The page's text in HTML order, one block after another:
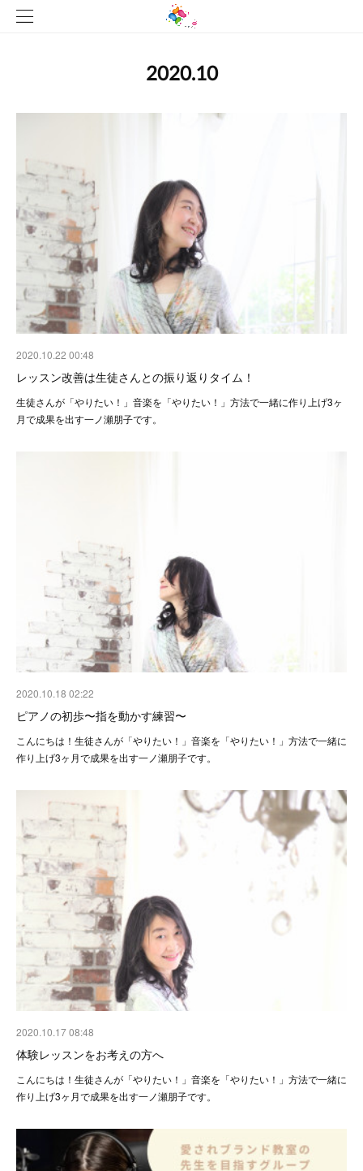
2020.10
2020.10.22 00:48
レッスン改善は生徒さんとの振り返りタイム！
生徒さんが「やりたい！」音楽を「やりたい！」方法で一緒に作り上げ3ヶ
月で成果を出す一ノ瀬朋子です。
2020.10.18 02:22
ピアノの初歩〜指を動かす練習〜
こんにちは！生徒さんが「やりたい！」音楽を「やりたい！」方法で一緒に
作り上げ3ヶ月で成果を出す一ノ瀬朋子です。
2020.10.17 08:48
体験レッスンをお考えの方へ
こんにちは！生徒さんが「やりたい！」音楽を「やりたい！」方法で一緒に
作り上げ3ヶ月で成果を出す一ノ瀬朋子です。